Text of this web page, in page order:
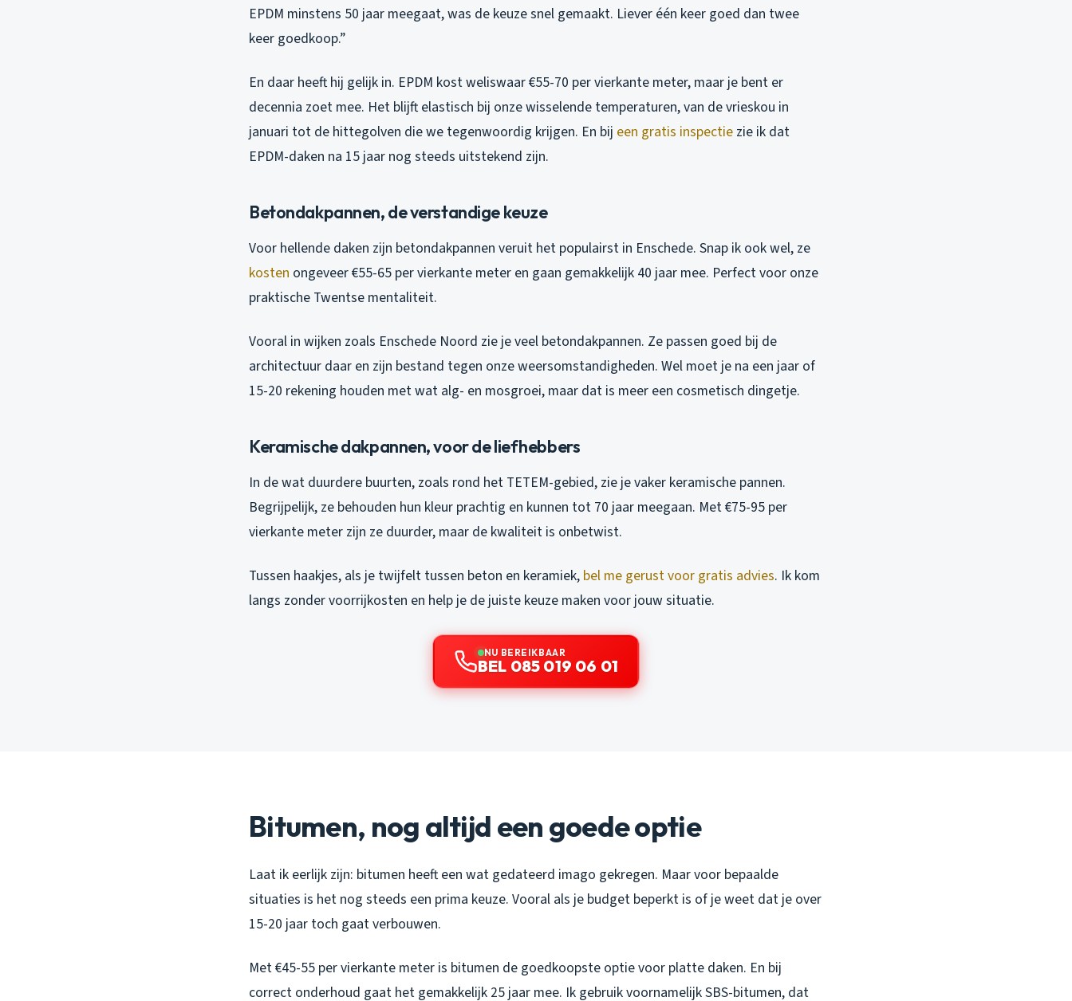
EPDM minstens 50 jaar meegaat, was de keuze snel gemaakt. Liever één keer goed dan twee
keer goedkoop.”
En daar heeft hij gelijk in. EPDM kost weliswaar €55-70 per vierkante meter, maar je bent er
decennia zoet mee. Het blijft elastisch bij onze wisselende temperaturen, van de vrieskou in
januari tot de hittegolven die we tegenwoordig krijgen. En bij een gratis inspectie zie ik dat
EPDM-daken na 15 jaar nog steeds uitstekend zijn.
Betondakpannen, de verstandige keuze
Voor hellende daken zijn betondakpannen veruit het populairst in Enschede. Snap ik ook wel, ze
kosten ongeveer €55-65 per vierkante meter en gaan gemakkelijk 40 jaar mee. Perfect voor onze
praktische Twentse mentaliteit.
Vooral in wijken zoals Enschede Noord zie je veel betondakpannen. Ze passen goed bij de
architectuur daar en zijn bestand tegen onze weersomstandigheden. Wel moet je na een jaar of
15-20 rekening houden met wat alg- en mosgroei, maar dat is meer een cosmetisch dingetje.
Keramische dakpannen, voor de liefhebbers
In de wat duurdere buurten, zoals rond het TETEM-gebied, zie je vaker keramische pannen.
Begrijpelijk, ze behouden hun kleur prachtig en kunnen tot 70 jaar meegaan. Met €75-95 per
vierkante meter zijn ze duurder, maar de kwaliteit is onbetwist.
Tussen haakjes, als je twijfelt tussen beton en keramiek, bel me gerust voor gratis advies. Ik kom
langs zonder voorrijkosten en help je de juiste keuze maken voor jouw situatie.
NU BEREIKBAAR
BEL 085 019 06 01
Bitumen, nog altijd een goede optie
Laat ik eerlijk zijn: bitumen heeft een wat gedateerd imago gekregen. Maar voor bepaalde
situaties is het nog steeds een prima keuze. Vooral als je budget beperkt is of je weet dat je over
15-20 jaar toch gaat verbouwen.
Met €45-55 per vierkante meter is bitumen de goedkoopste optie voor platte daken. En bij
correct onderhoud gaat het gemakkelijk 25 jaar mee. Ik gebruik voornamelijk SBS-bitumen, dat